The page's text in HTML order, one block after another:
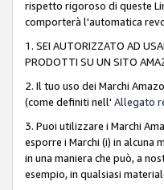
rispetto rigoroso di queste
comporterà l'automatica
1. SEI AUTORIZZATO AD
PRODOTTI SU UN SITO
2. Il tuo uso dei Marchi
(come definiti nell' Allegato
3. Puoi utilizzare i Marchi
esporre i Marchi (i) in alcuna
in una maniera che può, a
esempio, in qualsiasi